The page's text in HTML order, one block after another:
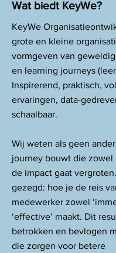
Wat biedt KeyWe?
KeyWe
grote en kleine
vormgeven van
en learning journeys
Inspirerend, praktisch,
ervaringen, data-
schaalbaar.
Wij weten als geen
journey bouwt die zowel
de impact gaat
gezegd: hoe je de reis
medewerker zowel
‘effective’ maakt. Dit
betrokken en bevlogen
die zorgen voor betere